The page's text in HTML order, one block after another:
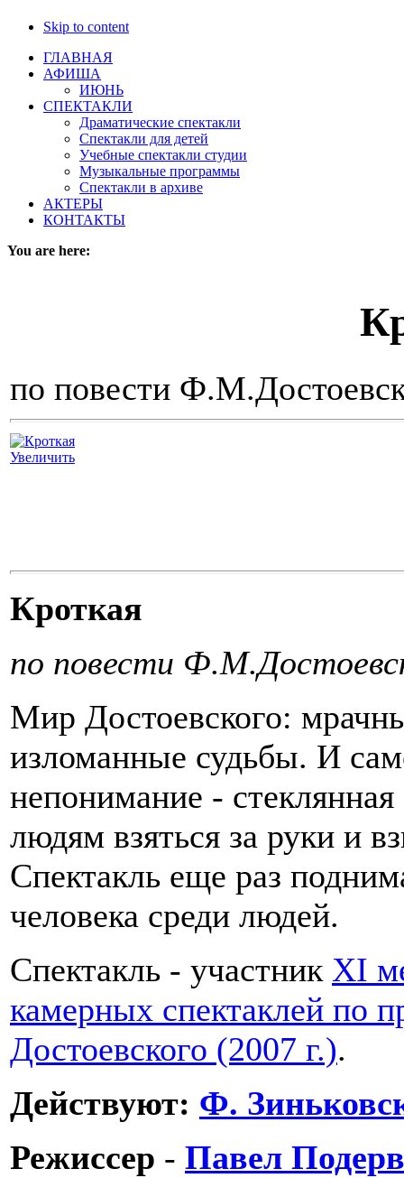
Skip to content
ГЛАВНАЯ
АФИША
ИЮНЬ
СПЕКТАКЛИ
Драматические спектакли
Спектакли для детей
Учебные спектакли студии
Музыкальные программы
Спектакли в архиве
АКТЕРЫ
КОНТАКТЫ
You are here:
по повести
Увеличить
Кроткая
по повести
Мир Достоевского:
изломанные судьбы. И
непонимание -
людям взяться за руки и
Спектакль еще раз
человека среди людей.
Спектакль - участник XI
камерных спектаклей по
Достоевского (2007 г.).
Действуют: Ф.
Режиссер - Павел